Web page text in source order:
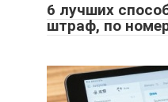
6 лучших
штраф, по